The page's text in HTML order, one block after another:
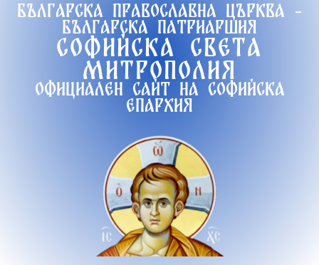
Българска православна църква -
Българска патриаршия
Софийска света
митрополия
Официален сайт на софийска
епархия